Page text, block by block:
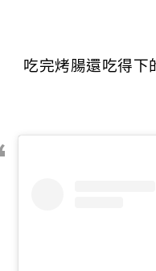
吃完烤腸還吃得下